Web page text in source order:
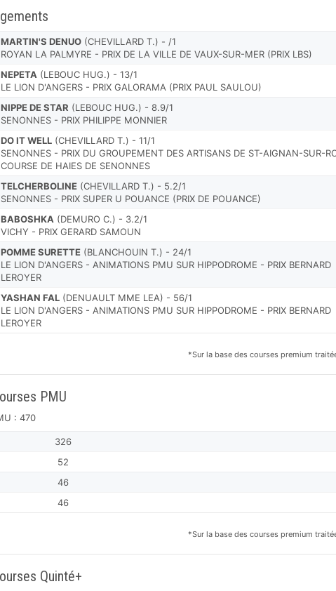
MARTIN'S DENUO (CHEVILLARD T.) - /1
ROYAN LA PALMYRE - PRIX DE LA VILLE DE VAUX-SUR-MER (PRIX LBS)
NEPETA (LEBOUC HUG.) - 13/1
LE LION D'ANGERS - PRIX GALORAMA (PRIX PAUL SAULOU)
NIPPE DE STAR (LEBOUC HUG.) - 8.9/1
SENONNES - PRIX PHILIPPE MONNIER
DO IT WELL (CHEVILLARD T.) - 11/1
SENONNES - PRIX DU GROUPEMENT DES ARTISANS DE ST-AIGNAN-SUR-
COURSE DE HAIES DE SENONNES
TELCHERBOLINE (CHEVILLARD T.) - 5.2/1
SENONNES - PRIX SUPER U POUANCE (PRIX DE POUANCE)
BABOSHKA (DEMURO C.) - 3.2/1
VICHY - PRIX GERARD SAMOUN
POMME SURETTE (BLANCHOUIN T.) - 24/1
LE LION D'ANGERS - ANIMATIONS PMU SUR HIPPODROME - PRIX BERNARD
LEROYER
YASHAN FAL (DENUAULT MME LEA) - 56/1
LE LION D'ANGERS - ANIMATIONS PMU SUR HIPPODROME - PRIX BERNARD
LEROYER
*Sur la base des courses premium
PMU
: 470
326
52
46
46
*Sur la base des courses premium
Quinté+